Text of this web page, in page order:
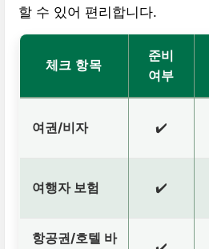
할 수 있어 편리합니다.
체크 항목
준비
여부
여권/비자 ✔️
여행자 보험 ✔️
항공권/호텔 바